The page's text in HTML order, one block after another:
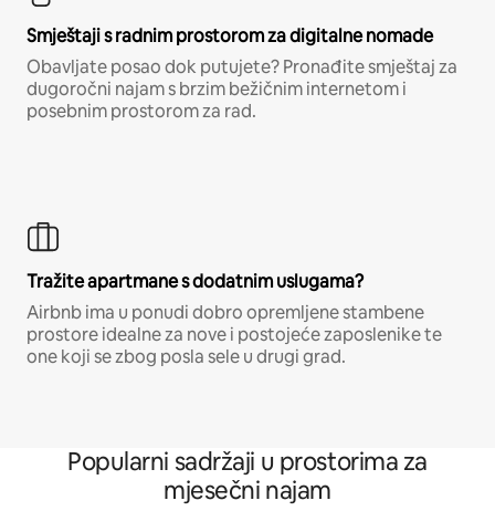
Smještaji s radnim prostorom za digitalne nomade
Obavljate posao dok putujete? Pronađite smještaj za
dugoročni najam s brzim bežičnim internetom i
posebnim prostorom za rad.
Tražite apartmane s dodatnim uslugama?
Airbnb ima u ponudi dobro opremljene stambene
prostore idealne za nove i postojeće zaposlenike te
one koji se zbog posla sele u drugi grad.
Popularni sadržaji u prostorima za
mjesečni najam